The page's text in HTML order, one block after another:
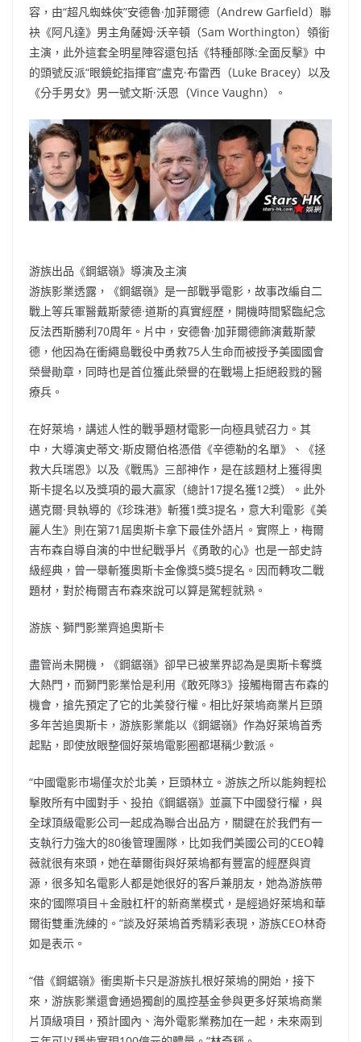
容，由“超凡蜘蛛俠”安德魯·加菲爾德（Andrew Garfield）聯
袂《阿凡達》男主角薩姆·沃辛頓（Sam Worthington）領銜
主演，此外這套全明星陣容還包括《特種部隊:全面反擊》中
的頭號反派“眼鏡蛇指揮官”盧克·布雷西（Luke Bracey）以及
《分手男女》男一號文斯·沃恩（Vince Vaughn）。
游族出品《鋼鋸嶺》導演及主演
游族影業透露，《鋼鋸嶺》是一部戰爭電影，故事改編自二
戰上等兵軍醫戴斯蒙德·道斯的真實經歷，開機時間緊臨紀念
反法西斯勝利70周年。片中，安德魯·加菲爾德飾演戴斯蒙
德，他因為在衝繩島戰役中勇救75人生命而被授予美國國會
榮譽勛章，同時也是首位獲此榮譽的在戰場上拒絕殺戮的醫
療兵。
在好萊塢，講述人性的戰爭題材電影一向極具號召力。其
中，大導演史蒂文·斯皮爾伯格憑借《辛德勒的名單》、《拯
救大兵瑞恩》以及《戰馬》三部神作，是在該題材上獲得奧
斯卡提名以及獎項的最大贏家（總計17提名獲12獎）。此外
邁克爾·貝執導的《珍珠港》斬獲1獎3提名，意大利電影《美
麗人生》則在第71屆奧斯卡拿下最佳外語片。實際上，梅爾
吉布森自導自演的中世紀戰爭片《勇敢的心》也是一部史詩
級經典，曾一舉斬獲奧斯卡金像獎5獎5提名。因而轉攻二戰
題材，對於梅爾吉布森來說可以算是駕輕就熟。
游族、獅門影業齊追奧斯卡
盡管尚未開機，《鋼鋸嶺》卻早已被業界認為是奧斯卡奪獎
大熱門，而獅門影業恰是利用《敢死隊3》接觸梅爾吉布森的
機會，搶先預定了它的北美發行權。相比好萊塢商業片巨頭
多年苦追奧斯卡，游族影業能以《鋼鋸嶺》作為好萊塢首秀
起點，即使放眼整個好萊塢電影圈都堪稱少數派。
“中國電影市場僅次於北美，巨頭林立。游族之所以能夠輕松
擊敗所有中國對手、投拍《鋼鋸嶺》並贏下中國發行權，與
全球頂級電影公司一起成為聯合出品方，關鍵在於我們有一
支執行力強大的80後管理團隊，比如我們美國公司的CEO韓
薇就很有來頭，她在華爾街與好萊塢都有豐富的經歷與資
源，很多知名電影人都是她很好的客戶兼朋友，她為游族帶
來的‘國際項目＋金融杠杆’的新商業模式，是經過好萊塢和華
爾街雙重洗練的。”談及好萊塢首秀精彩表現，游族CEO林奇
如是表示。
“借《鋼鋸嶺》衝奧斯卡只是游族扎根好萊塢的開始，接下
來，游族影業還會通過獨創的風控基金參與更多好萊塢商業
片頂級項目，預計國內、海外電影業務加在一起，未來兩到